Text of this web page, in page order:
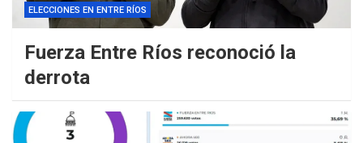
ELECCIONES EN ENTRE RÍOS
Fuerza Entre Ríos reconoció la
derrota